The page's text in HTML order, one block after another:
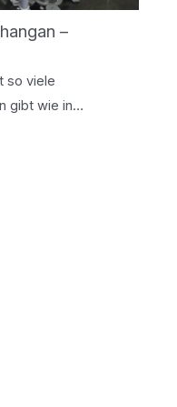
–
so viele
gibt wie in…